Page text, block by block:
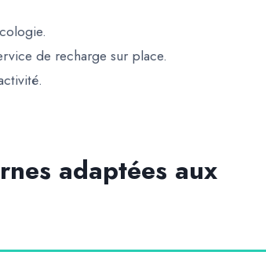
de recharge sur place.
.
adaptées aux